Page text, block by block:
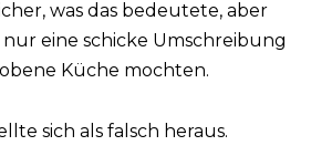
was das bedeutete, aber
nur eine schicke Umschreibung
Küche mochten.
sich als falsch heraus.